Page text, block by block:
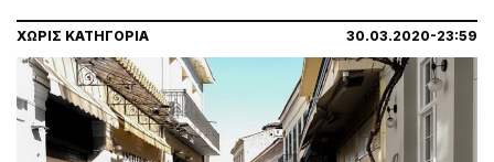
ΧΩΡΙΣ ΚΑΤΗΓΟΡΙΑ 30.03.2020-23:59